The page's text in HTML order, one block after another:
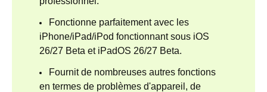
Fonctionne parfaitement avec les
iPhone/iPad/iPod fonctionnant sous iOS
26/27 Beta et iPadOS 26/27 Beta.
Fournit de nombreuses autres fonctions
en termes de problèmes d'appareil, de